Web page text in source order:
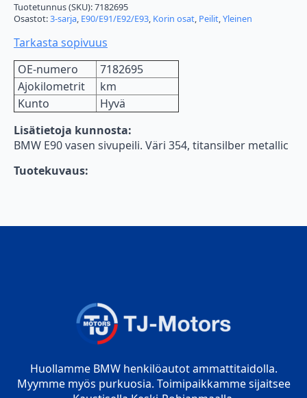
Tuotetunnus (SKU):7182695
Osastot:3-sarja, E90/E91/E92/E93, Korin osat, Peilit,Yleinen
Tarkasta sopivuus
OE-numero
7182695
Ajokilometrit
km
Kunto
Hyvä
Lisätietoja kunnosta:
BMW E90 vasen sivupeili. Väri 354, titansilber metallic
Tuotekuvaus:
Huollamme BMW henkilöautot ammattitaidolla.
Myymme myös purkuosia. Toimipaikkamme sijaitsee